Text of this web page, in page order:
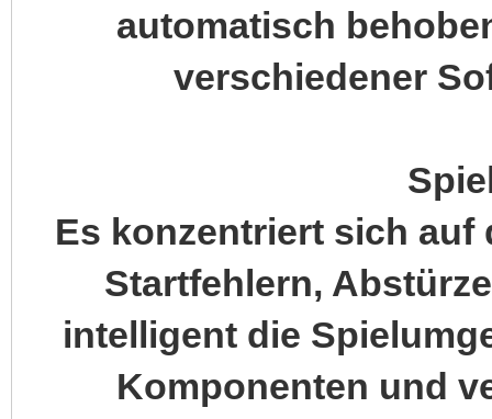
automatisch
verschiedener
Es konzentriert sich auf
Startfehlern,
intelligent die
Komponenten und